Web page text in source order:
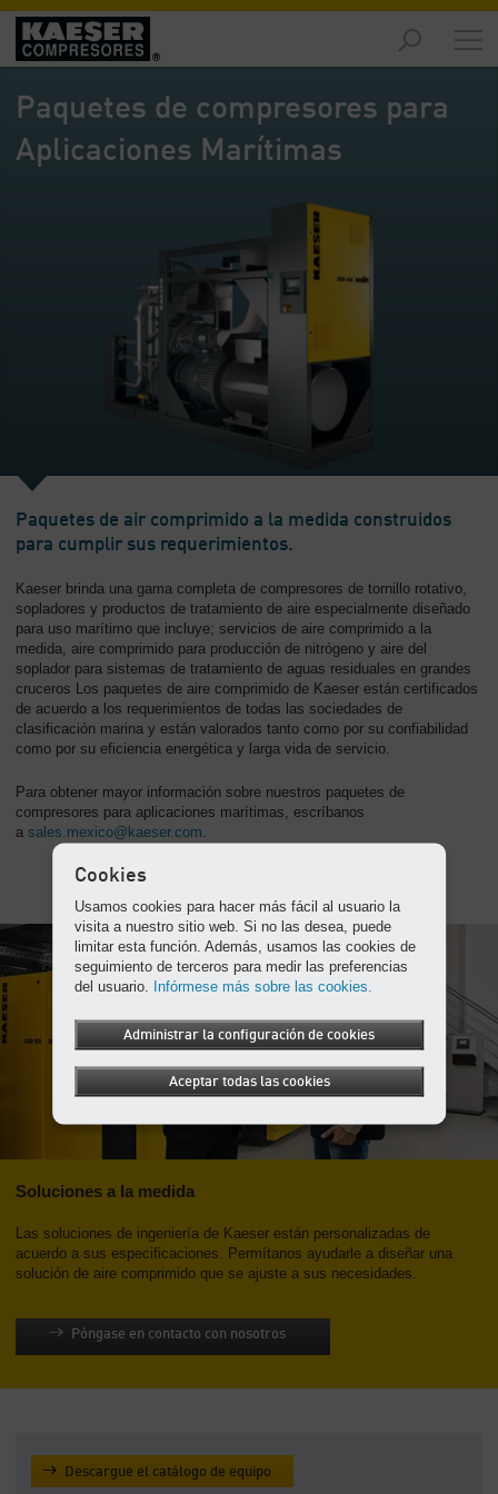
Productos
y
soluciones
Contenido
Kaeser
-
Contenido
Paquetes de compresores para
Aplicaciones Marítimas
Paquetes de air comprimido a la medida construidos
para cumplir sus requerimientos.
Kaeser brinda una gama completa de compresores de tornillo rotativo,
sopladores y productos de tratamiento de aire especialmente diseñado
para uso marítimo que incluye; servicios de aire comprimido a la
medida, aire comprimido para producción de nitrógeno y aire del
soplador para sistemas de tratamiento de aguas residuales en grandes
cruceros Los paquetes de aire comprimido de Kaeser están certificados
de acuerdo a los requerimientos de todas las sociedades de
clasificación marina y están valorados tanto como por su confiabilidad
como por su eficiencia energética y larga vida de servicio.
Para obtener mayor información sobre nuestros paquetes de
compresores para aplicaciones marítimas, escríbanos
a sales.mexico@kaeser.com.
Soluciones a la medida
Las soluciones de ingeniería de Kaeser están personalizadas de
acuerdo a sus especificaciones. Permítanos ayudarle a diseñar una
solución de aire comprimido que se ajuste a sus necesidades.
Póngase en contacto con nosotros
Descargue el catálogo de equipo
Cookies
Usamos cookies para hacer más fácil al usuario la
visita a nuestro sitio web. Si no las desea, puede
limitar esta función. Además, usamos las cookies de
seguimiento de terceros para medir las preferencias
del usuario. Infórmese más sobre las cookies.
Administrar la configuración de cookies
Aceptar todas las cookies